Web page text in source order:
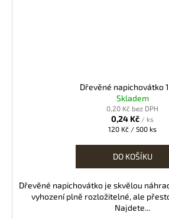
Dřevěné napichovátko
Skladem
0,20 Kč bez DPH
0,24 Kč / ks
Měrná
120 Kč / 500 ks
DO KOŠÍKU
Dřevěné napichovátko je skvělou
vyhození plně rozložitelné, ale
Najdete...